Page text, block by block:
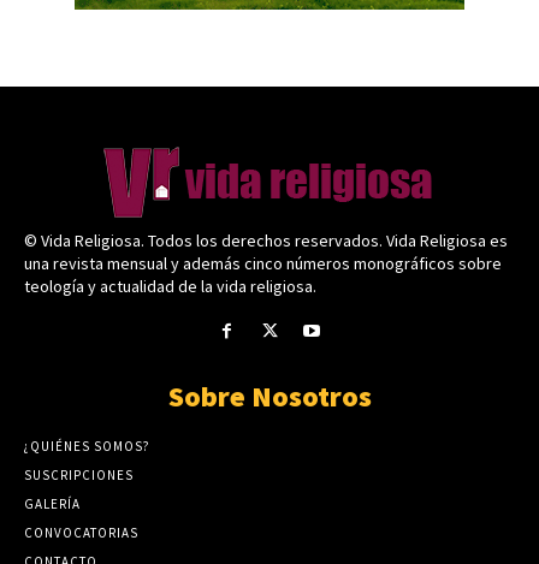
© Vida Religiosa. Todos los derechos reservados. Vida Religiosa es
una revista mensual y además cinco números monográficos sobre
teología y actualidad de la vida religiosa.
Sobre Nosotros
¿QUIÉNES SOMOS?
SUSCRIPCIONES
GALERÍA
CONVOCATORIAS